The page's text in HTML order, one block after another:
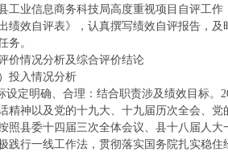
工业信息商务科技局高度重视项目自评工
出绩效自评表》，认真撰写绩效自评报告，
务。
价情况分析及综合评价结论
）投入情况分析
设定明确、合理：结合职责涉及绩效目标
精神以及党的十九大、十九届历次全会、
照县委十四届三次全体会议、县十八届人
践行一线工作法，贯彻落实国务院扎实稳